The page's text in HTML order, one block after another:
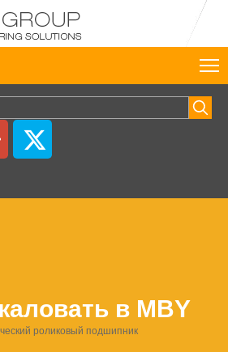
в MBY
роликовый подшипник